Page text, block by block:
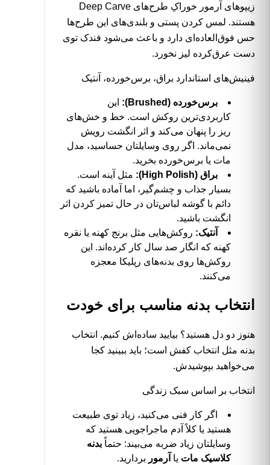
زیپوهای آرمور خوراکِ طرح‌های Deep Carve
هستند. لمس کردن پستی و بلندی‌های این طرح‌ها
حس فوق‌العاده‌ای دارد و باعث می‌شود فندک توی
دست عرق‌کرده لیز نخورد.
فینیش‌های استاندارد براق، برس‌خورده، آنتیک
برس‌خورده (Brushed):
این
کاربردی‌ترین روکش است. خط و خش‌های
ریز را پنهان می‌کند و اثر انگشت رویش
نمی‌ماند. اگر روی وسایلتان حساسید، مدل
مات یا برس‌خورده بخرید.
براق (High Polish):
مثل آینه است.
بسیار جذاب و چشم‌گیر، اما آماده باشید که
دائم با گوشه لباس‌تان در حال تمیز کردن اثر
انگشت باشید.
آنتیک: روکش‌هایی مثل برنج کهنه یا نقره
کهنه که انگار صد سال کار کرده‌اند. این
روکش‌ها روی بدنه‌های رپلیکا معجزه
می‌کنند.
انتخاب بدنه مناسب برای خودت
هنوز دو دل هستید؟ بیایید ساده‌اش کنیم. انتخاب
بدنه مثل انتخاب کفش است؛ باید ببینید کجا
می‌خواهید بپوشیدش.
انتخاب بر اساس سبک زندگی
اگر کار فنی می‌کنید، زیاد توی طبیعت
هستید یا کلاً آدم ماجراجویی هستید که
وسایلتان زیاد ضربه می‌بیند: حتماً بدنه
کلاسیک مات یا آرمور بردارید.